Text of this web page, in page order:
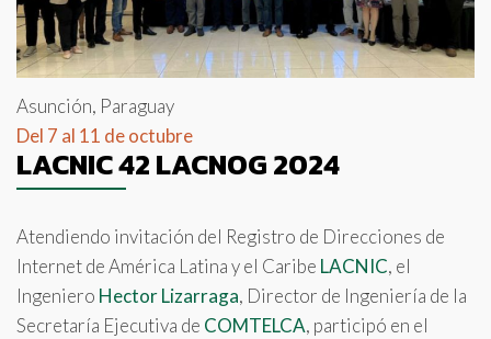
Asunción, Paraguay
Del 7 al 11 de octubre
LACNIC 42 LACNOG 2024
Atendiendo invitación del Registro de Direcciones de
Internet de América Latina y el Caribe LACNIC, el
Ingeniero Hector Lizarraga, Director de Ingeniería de la
Secretaría Ejecutiva de COMTELCA, participó en el